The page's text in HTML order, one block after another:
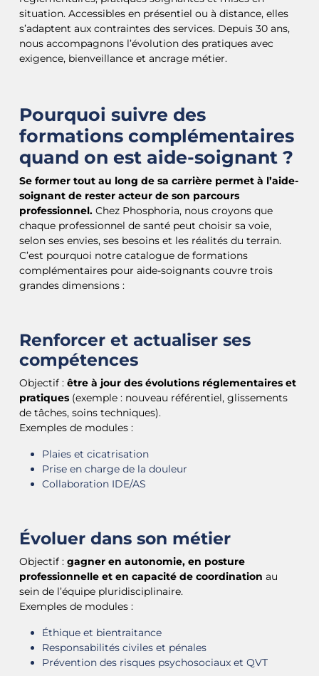
situation. Accessibles en présentiel ou à distance, elles
s’adaptent aux contraintes des services. Depuis 30 ans,
nous accompagnons l’évolution des pratiques avec
exigence, bienveillance et ancrage métier.
Pourquoi suivre des
formations complémentaires
quand on est aide-soignant ?
Se former tout au long de sa carrière permet à l’aide-
soignant de rester acteur de son parcours
professionnel. Chez Phosphoria, nous croyons que
chaque professionnel de santé peut choisir sa voie,
selon ses envies, ses besoins et les réalités du terrain.
C’est pourquoi notre catalogue de formations
complémentaires pour aide-soignants couvre trois
grandes dimensions :
Renforcer et actualiser ses
compétences
Objectif : être à jour des évolutions réglementaires et
pratiques (exemple : nouveau référentiel, glissements
de tâches, soins techniques).
Exemples de modules :
Plaies et cicatrisation
Prise en charge de la douleur
Collaboration IDE/AS
Évoluer dans son métier
Objectif : gagner en autonomie, en posture
professionnelle et en capacité de coordination au
sein de l’équipe pluridisciplinaire.
Exemples de modules :
Éthique et bientraitance
Responsabilités civiles et pénales
Prévention des risques psychosociaux et QVT